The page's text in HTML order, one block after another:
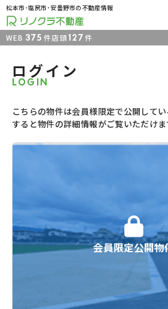
松本市･塩尻市･安曇野市の不動産情報
WEB 375 件店頭127件
ログイン
LOGIN
こちらの物件は会員様限定で公開して
すると物件の詳細情報がご覧いただけま
会員限定公開物